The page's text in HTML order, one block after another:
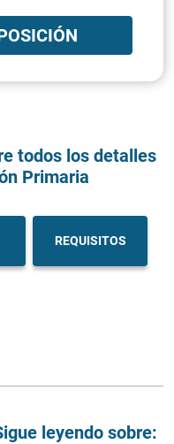
todos los detalles
Primaria
REQUISITOS
leyendo sobre: